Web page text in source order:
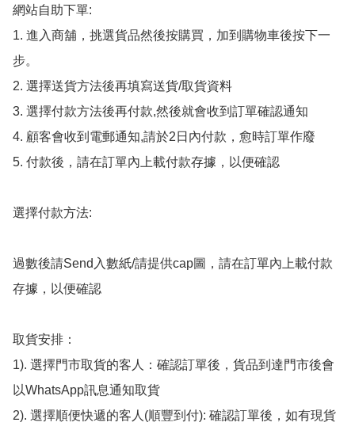
網站自助下單:
1. 進入商舖，挑選貨品然後按購買，加到購物車後按下一
步。
2. 選擇送貨方法後再填寫送貨/取貨資料
3. 選擇付款方法後再付款,然後就會收到訂單確認通知
4. 顧客會收到電郵通知,請於2日內付款，愈時訂單作廢
5. 付款後，請在訂單內上載付款存據，以便確認
選擇付款方法:
過數後請Send入數紙/請提供cap圖，請在訂單內上載付款
存據，以便確認
取貨安排：
1). 選擇門市取貨的客人：確認訂單後，貨品到達門市後會
以WhatsApp訊息通知取貨
2). 選擇順便快遞的客人(順豐到付): 確認訂單後，如有現貨